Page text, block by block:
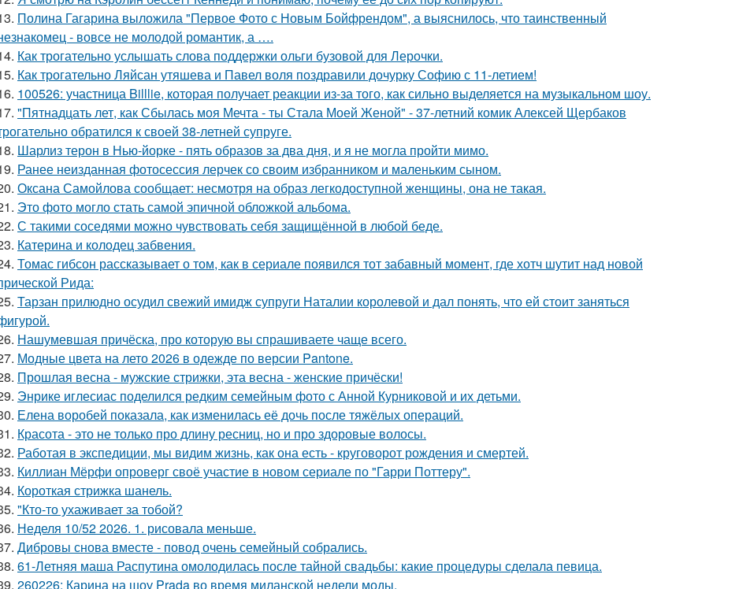
Полина Гагарина выложила "Первое Фото с Новым Бойфрендом", а выяснилось, что таинственный
- вовсе не молодой романтик, а ….
Как трогательно услышать слова поддержки ольги бузовой для Лерочки.
Как трогательно Ляйсан утяшева и Павел воля поздравили дочурку Софию с 11-летием!
100526: участница Billlie, которая получает реакции из-за того, как сильно выделяется на музыкальном шоу.
"Пятнадцать лет, как Сбылась моя Мечта - ты Стала Моей Женой" - 37-летний комик Алексей Щербаков
обратился к своей 38-летней супруге.
Шарлиз терон в Нью-йорке - пять образов за два дня, и я не могла пройти мимо.
Ранее неизданная фотосессия лерчек со своим избранником и маленьким сыном.
Оксана Самойлова сообщает: несмотря на образ легкодоступной женщины, она не такая.
Это фото могло стать самой эпичной обложкой альбома.
С такими соседями можно чувствовать себя защищённой в любой беде.
Катерина и колодец забвения.
Томас гибсон рассказывает о том, как в сериале появился тот забавный момент, где хотч шутит над новой
Рида:
Тарзан прилюдно осудил свежий имидж супруги Наталии королевой и дал понять, что ей стоит заняться
Нашумевшая причёска, про которую вы спрашиваете чаще всего.
Модные цвета на лето 2026 в одежде по версии Pantone.
Прошлая весна - мужские стрижки, эта весна - женские причёски!
Энрике иглесиас поделился редким семейным фото с Анной Курниковой и их детьми.
Елена воробей показала, как изменилась её дочь после тяжёлых операций.
Красота - это не только про длину ресниц, но и про здоровые волосы.
Работая в экспедиции, мы видим жизнь, как она есть - круговорот рождения и смертей.
Киллиан Мёрфи опроверг своё участие в новом сериале по "Гарри Поттеру".
Короткая стрижка шанель.
"Кто-то ухаживает за тобой?
Неделя 10/52 2026. 1. рисовала меньше.
Дибровы снова вместе - повод очень семейный собрались.
61-Летняя маша Распутина омолодилась после тайной свадьбы: какие процедуры сделала певица.
260226: Карина на шоу Prada во время миланской недели моды.